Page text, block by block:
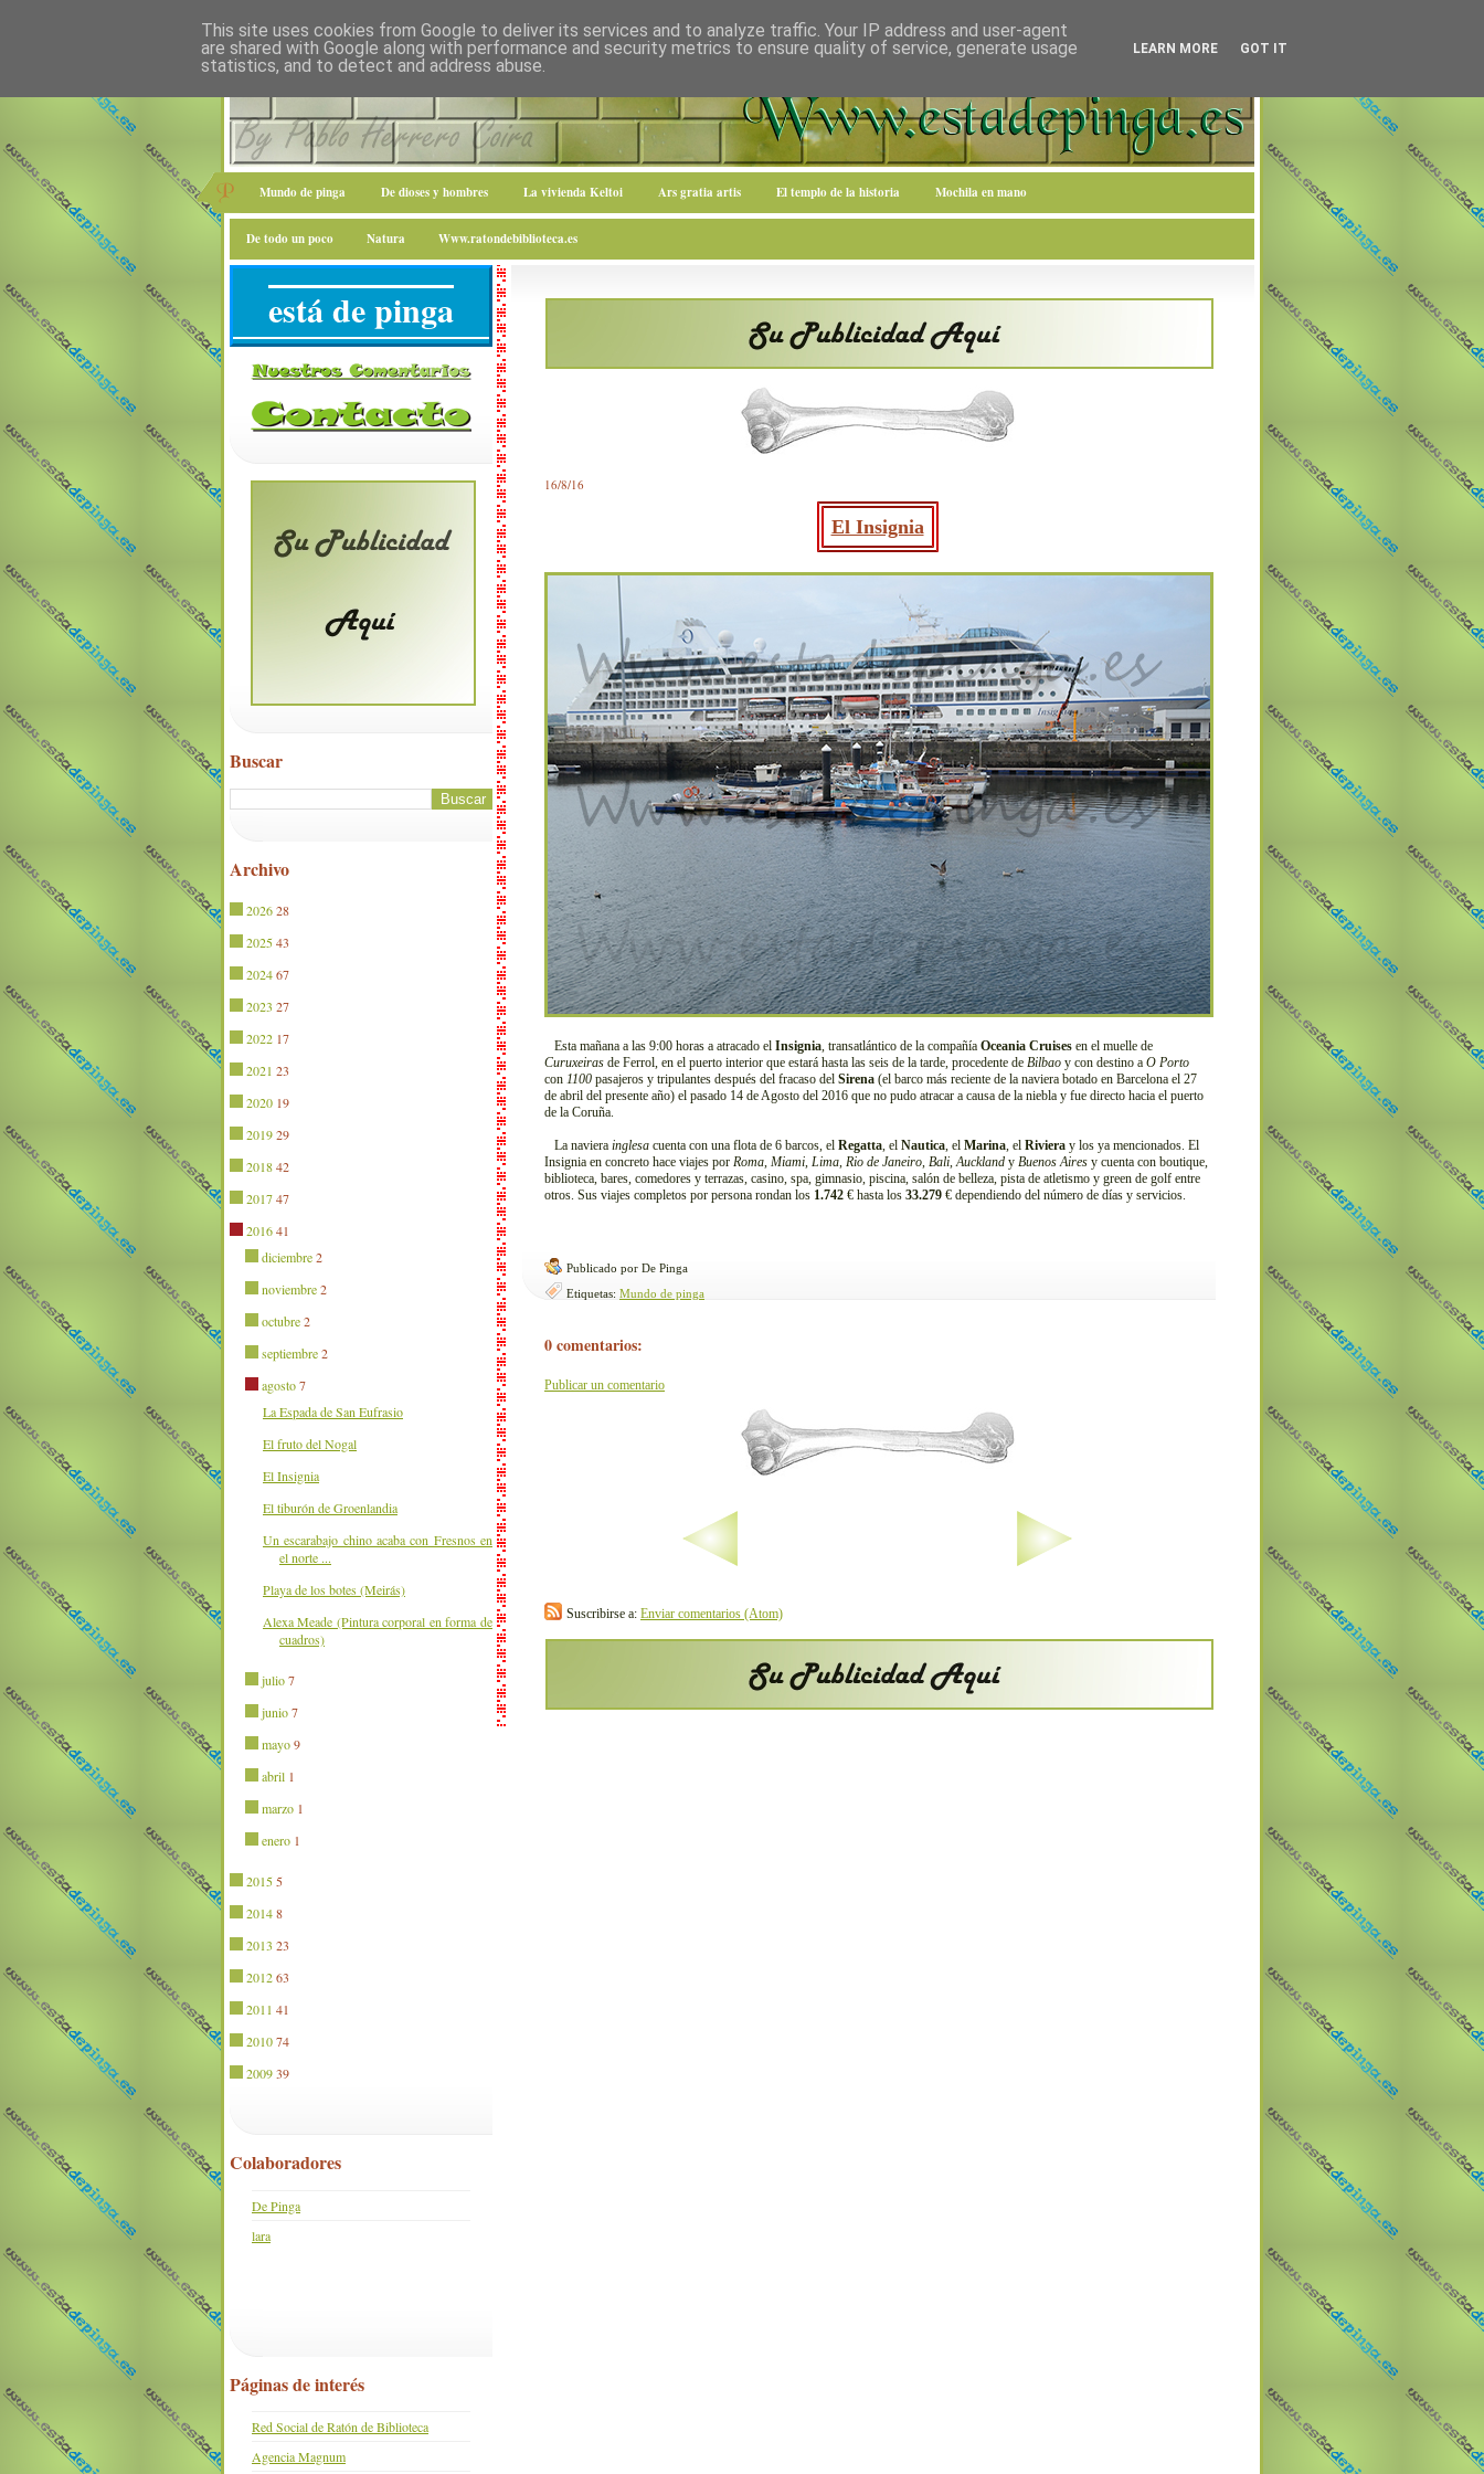
Mundo de pinga De dioses y hombres La vivienda Keltoi Ars gratia artis El templo de la historia Mochila en mano
De todo un poco Natura Www.ratondebiblioteca.es
16/8/16
El Insignia
Esta mañana a las 9:00 horas a atracado el Insignia, transatlántico de la compañía Oceania Cruises en el muelle de
Curuxeiras de Ferrol, en el puerto interior que estará hasta las seis de la tarde, procedente de Bilbao y con destino a O Porto
con 1100 pasajeros y tripulantes después del fracaso del Sirena (el barco más reciente de la naviera botado en Barcelona el 27
de abril del presente año) el pasado 14 de Agosto del 2016 que no pudo atracar a causa de la niebla y fue directo hacia el puerto
de la Coruña.
La naviera inglesa cuenta con una flota de 6 barcos, el Regatta, el Nautica, el Marina, el Riviera y los ya mencionados. El
Insignia en concreto hace viajes por Roma, Miami, Lima, Rio de Janeiro, Bali,Auckland y Buenos Aires y cuenta con boutique,
biblioteca, bares, comedores y terrazas, casino, spa, gimnasio, piscina, salón de belleza, pista de atletismo y green de golf entre
otros. Sus viajes completos por persona rondan los 1.742 € hasta los 33.279 € dependiendo del número de días y servicios.
Publicado por De Pinga
Etiquetas: Mundo de pinga
0 comentarios:
Publicar un comentario
Suscribirse a: Enviar comentarios (Atom)
está de pinga
Buscar
Archivo
202628
202543
202467
2023 27
2022 17
2021 23
2020 19
201929
201842
201747
201641
diciembre 2
noviembre 2
octubre 2
septiembre 2
agosto 7
La Espada de San Eufrasio
El fruto del Nogal
El Insignia
El tiburón de Groenlandia
Un escarabajo chino acaba con Fresnos en
el norte ...
Playa de los botes (Meirás)
Alexa Meade (Pintura corporal en forma de
cuadros)
julio 7
junio 7
mayo 9
abril 1
marzo 1
enero 1
2015 5
20148
2013 23
201263
2011 41
201074
200939
Colaboradores
De Pinga
lara
Páginas de interés
Red Social de Ratón de Biblioteca
Agencia Magnum
This site uses cookies from Google to deliver its services and to analyze traffic. Your IP address and user-agent
are shared with Google along with performance and security metrics to ensure quality of service, generate usage
statistics, and to detect and address abuse.
LEARN MORE GOT IT